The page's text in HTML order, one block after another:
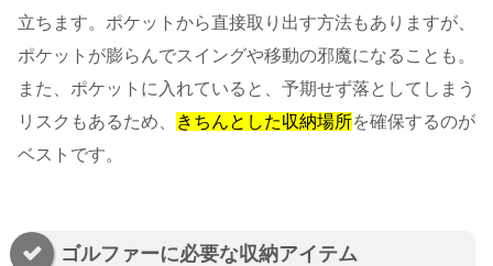
立ちます。ポケットから直接取り出す方法もありますが、
ポケットが膨らんでスイングや移動の邪魔になることも。
また、ポケットに入れていると、予期せず落としてしまう
リスクもあるため、
きちんとした収納場所を確保するのが
ベストです。
ゴルファーに必要な収納アイテム